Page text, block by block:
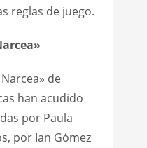
reglas de juego.
de
han acudido
por Paula
por Ian Gómez